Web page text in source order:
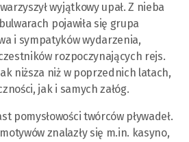
wyjątkowy upał. Z nieba
pojawiła się grupa
i sympatyków wydarzenia,
rozpoczynających rejs.
niższa niż w poprzednich latach,
jak i samych załóg.
pomysłowości twórców pływadeł.
znalazły się m.in. kasyno,